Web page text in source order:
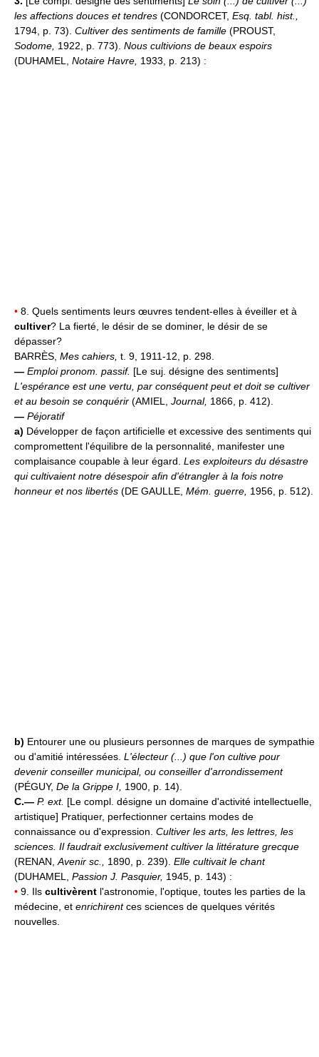
les affections douces et tendres (CONDORCET, Esq. tabl. hist.,
1794, p. 73). Cultiver des sentiments de famille (PROUST,
Sodome, 1922, p. 773). Nous cultivions de beaux espoirs
(DUHAMEL, Notaire Havre, 1933, p. 213) :
• 8. Quels sentiments leurs œuvres tendent-elles à éveiller et à
cultiver? La fierté, le désir de se dominer, le désir de se
dépasser?
BARRÈS, Mes cahiers, t. 9, 1911-12, p. 298.
— Emploi pronom. passif. [Le suj. désigne des sentiments]
L'espérance est une vertu, par conséquent peut et doit se cultiver
et au besoin se conquérir (AMIEL, Journal, 1866, p. 412).
— Péjoratif
a) Développer de façon artificielle et excessive des sentiments qui
compromettent l'équilibre de la personnalité, manifester une
complaisance coupable à leur égard. Les exploiteurs du désastre
qui cultivaient notre désespoir afin d'étrangler à la fois notre
honneur et nos libertés (DE GAULLE, Mém. guerre, 1956, p. 512).
b) Entourer une ou plusieurs personnes de marques de sympathie
ou d'amitié intéressées. L'électeur (...) que l'on cultive pour
devenir conseiller municipal, ou conseiller d'arrondissement
(PÉGUY, De la Grippe I, 1900, p. 14).
C.— P. ext. [Le compl. désigne un domaine d'activité intellectuelle,
artistique] Pratiquer, perfectionner certains modes de
connaissance ou d'expression. Cultiver les arts, les lettres, les
sciences. Il faudrait exclusivement cultiver la littérature grecque
(RENAN, Avenir sc., 1890, p. 239). Elle cultivait le chant
(DUHAMEL, Passion J. Pasquier, 1945, p. 143) :
• 9. Ils cultivèrent l'astronomie, l'optique, toutes les parties de la
médecine, et enrichirentces sciences de quelques vérités
nouvelles.